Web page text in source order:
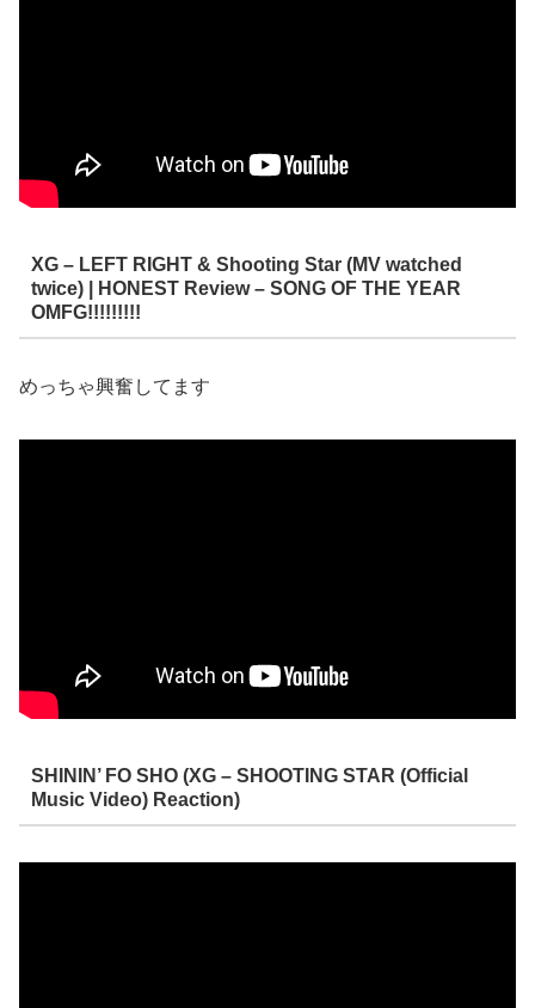
XG – LEFT RIGHT & Shooting Star (MV watched
twice) | HONEST Review – SONG OF THE YEAR
OMFG!!!!!!!!!
めっちゃ興奮してます
SHININ’ FO SHO (XG – SHOOTING STAR (Official
Music Video) Reaction)